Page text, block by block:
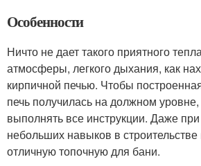
Особенности
Ничто не дает такого приятного
атмосферы, легкого дыхания, как
кирпичной печью. Чтобы
печь получилась на должном
выполнять все инструкции. Даже
небольших навыков в
отличную топочную для бани.